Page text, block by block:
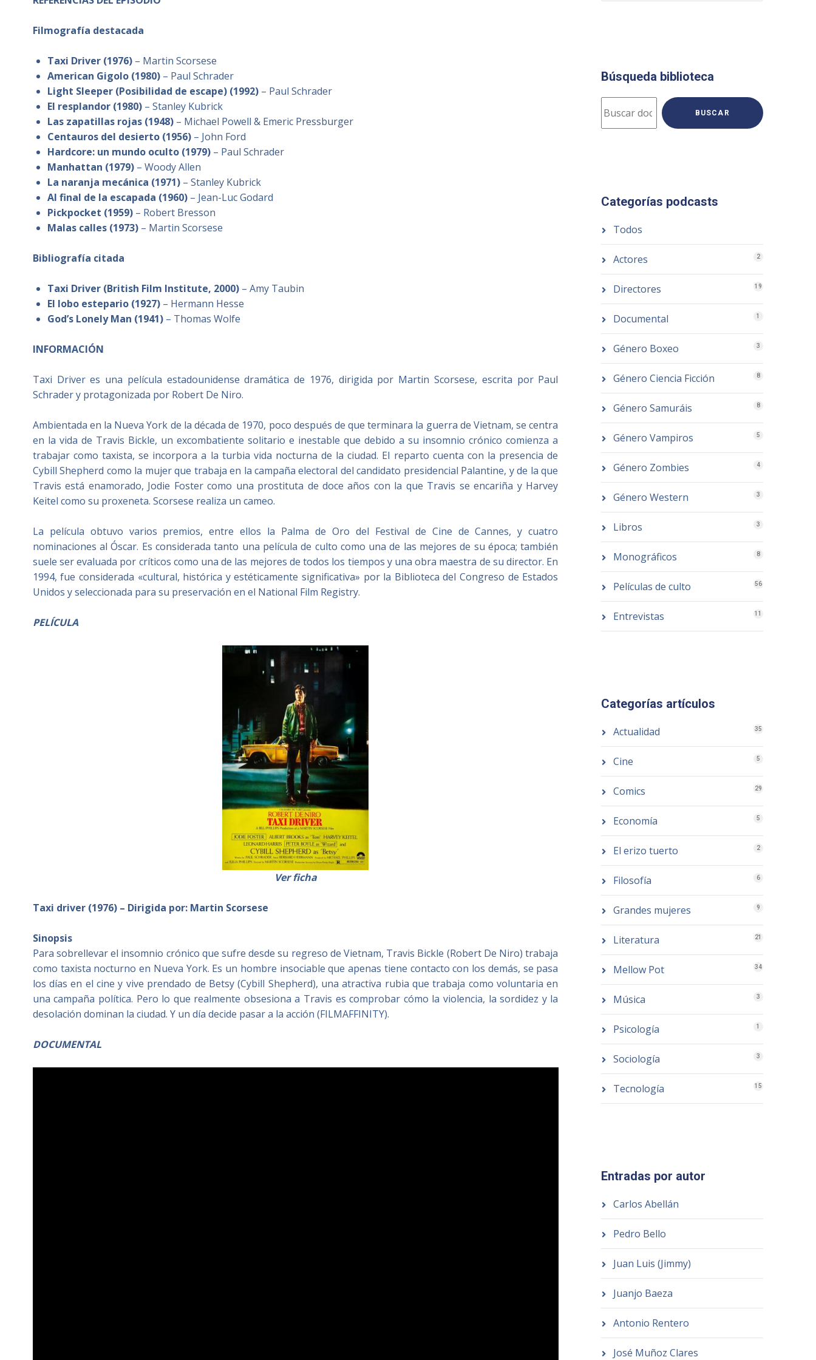
Filmografía destacada
Taxi Driver (1976)– Martin Scorsese
American Gigolo (1980)– Paul Schrader
Light Sleeper (Posibilidad de escape) (1992)– Paul Schrader
El resplandor (1980)– Stanley Kubrick
Las zapatillas rojas (1948)– Michael Powell & Emeric Pressburger
Centauros del desierto (1956) – John Ford
Hardcore: un mundo oculto (1979)– Paul Schrader
Manhattan (1979)– Woody Allen
La naranja mecánica (1971)– Stanley Kubrick
Al final de la escapada (1960)– Jean-Luc Godard
Pickpocket (1959)– Robert Bresson
Malas calles (1973) – Martin Scorsese
Bibliografía citada
Taxi Driver (British Film Institute, 2000)– Amy Taubin
El lobo estepario (1927)– Hermann Hesse
God’s Lonely Man (1941)– Thomas Wolfe
INFORMACIÓN
Taxi Driver es una película estadounidense dramática de 1976, dirigida por Martin Scorsese, escrita por Paul
Schrader y protagonizada por Robert De Niro.
Ambientada en la Nueva York de la década de 1970, poco después de que terminara la guerra de Vietnam, se centra
en la vida de Travis Bickle, un excombatiente solitario e inestable que debido a su insomnio crónico comienza a
trabajar como taxista, se incorpora a la turbia vida nocturna de la ciudad. El reparto cuenta con la presencia de
Cybill Shepherd como la mujer que trabaja en la campaña electoral del candidato presidencial Palantine, y de la que
Travis está enamorado, Jodie Foster como una prostituta de doce años con la que Travis se encariña y Harvey
Keitel como su proxeneta. Scorsese realiza un cameo.
La película obtuvo varios premios, entre ellos la Palma de Oro del Festival de Cine de Cannes, y cuatro
nominaciones al Óscar. Es considerada tanto una película de culto como una de las mejores de su época; también
suele ser evaluada por críticos como una de las mejores de todos los tiempos y una obra maestra de su director. En
1994, fue considerada «cultural, histórica y estéticamente significativa» por la Biblioteca del Congreso de Estados
Unidos y seleccionada para su preservación en el National Film Registry.
PELÍCULA
Ver ficha
Taxi driver (1976) – Dirigida por: Martin Scorsese
Sinopsis
Para sobrellevar el insomnio crónico que sufre desde su regreso de Vietnam, Travis Bickle (Robert De Niro) trabaja
como taxista nocturno en Nueva York. Es un hombre insociable que apenas tiene contacto con los demás, se pasa
los días en el cine y vive prendado de Betsy (Cybill Shepherd), una atractiva rubia que trabaja como voluntaria en
una campaña política. Pero lo que realmente obsesiona a Travis es comprobar cómo la violencia, la sordidez y la
desolación dominan la ciudad. Y un día decide pasar a la acción (FILMAFFINITY).
DOCUMENTAL
Búsqueda biblioteca
BUSCAR
Categorías podcasts
Todos
Actores 2
Directores 19
Documental 1
Género Boxeo 3
Género Ciencia Ficción 8
Género Samuráis 8
Género Vampiros 5
Género Zombies 4
Género Western 3
Libros 3
Monográficos 8
Películas de culto 56
Entrevistas 11
Categorías artículos
Actualidad 35
Cine 5
Comics 29
Economía 5
El erizo tuerto 2
Filosofía 6
Grandes mujeres 9
Literatura 21
Mellow Pot 34
Música 3
Psicología 1
Sociología 3
Tecnología 15
Entradas por autor
Carlos Abellán
Pedro Bello
Juan Luis (Jimmy)
Juanjo Baeza
Antonio Rentero
José Muñoz Clares